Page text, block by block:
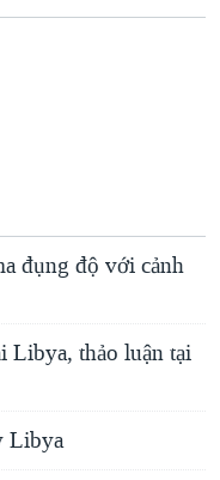
đụng độ với cảnh
Libya, thảo luận tại
Libya